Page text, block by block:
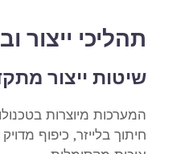
תהליכי ייצור
שיטות ייצור
המערכות מיוצרות
חיתוך בלייזר, כיפוף